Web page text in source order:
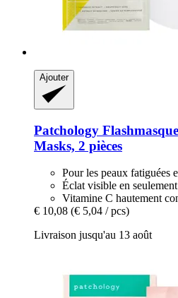
Ajouter
Patchology
Masks, 2 pièces
Pour les peaux fatiguées
Éclat visible en
Vitamine C hautement
€ 10,08 (€ 5,04 / pcs)
Livraison jusqu'au 13 août